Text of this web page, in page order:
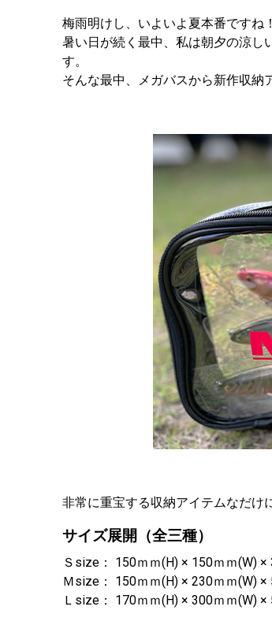
梅雨明けし、いよいよ夏本番ですね！
暑い日が続く最中、私は朝夕の涼し
す。
そんな最中、メガバスから新作収納
非常に重宝する収納アイテムなだけ
サイズ展開（全三種）
Ｓsize： 150ｍｍ(H) × 150ｍｍ(W) ×
Ｍsize： 150ｍｍ(H) × 230ｍｍ(W) ×
Ｌsize： 170ｍｍ(H) × 300ｍｍ(W) ×